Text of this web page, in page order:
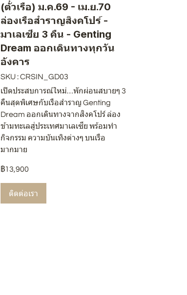
(ตั๋วเรือ) ม.ค.69 - เม.ย.70
ล่องเรือสำราญสิงคโปร์ -
มาเลเซีย 3 คืน - Genting
Dream ออกเดินทางทุกวัน
อังคาร
SKU : CRSIN_GD03
เปิดประสบการณ์ใหม่…พักผ่อนสบายๆ 3
คืนสุดพิเศษกับเรือสำราญ Genting
Dream ออกเดินทางจากสิงคโปร์ ล่อง
ข้ามทะเลสู่ประเทศมาเลเซีย พร้อมทำ
กิจกรรม ความบันเทิงต่างๆ บนเรือ
มากมาย
฿13,900
ติดต่อเรา